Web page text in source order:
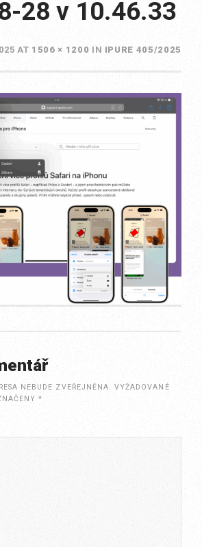
28 v 10.46.33
AT 1506 × 1200 IN IPURE 405/2025
NEBUDE ZVEŘEJNĚNA. VYŽADOVANÉ
*